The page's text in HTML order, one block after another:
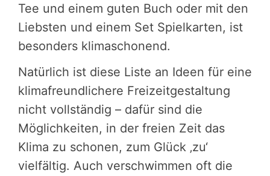
Tee und einem guten Buch oder mit den
Liebsten und einem Set Spielkarten, ist
besonders klimaschonend.
Natürlich ist diese Liste an Ideen für eine
klimafreundlichere Freizeitgestaltung
nicht vollständig – dafür sind die
Möglichkeiten, in der freien Zeit das
Klima zu schonen, zum Glück ‚zu‘
vielfältig. Auch verschwimmen oft die